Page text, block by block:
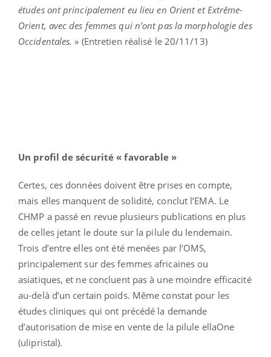
études ont principalement eu lieu en Orient et Extrême-
Orient, avec des femmes qui n’ont pas la morphologie des
Occidentales. » (Entretien réalisé le 20/11/13)
Un profil de sécurité « favorable »
Certes, ces données doivent être prises en compte,
mais elles manquent de solidité, conclut l’EMA. Le
CHMP a passé en revue plusieurs publications en plus
de celles jetant le doute sur la pilule du lendemain.
Trois d’entre elles ont été menées par l’OMS,
principalement sur des femmes africaines ou
asiatiques, et ne concluent pas à une moindre efficacité
au-delà d’un certain poids. Même constat pour les
études cliniques qui ont précédé la demande
d’autorisation de mise en vente de la pilule ellaOne
(ulipristal).